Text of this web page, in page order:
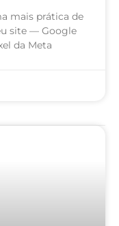
mais prática de
site — Google
da Meta